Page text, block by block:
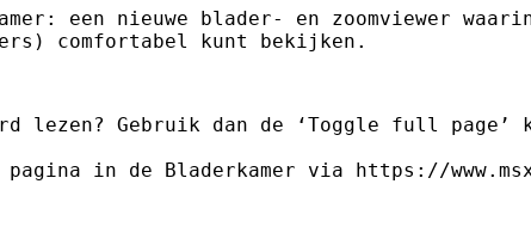
een nieuwe blader- en zoomviewer
comfortabel kunt bekijken.
lezen? Gebruik dan de ‘Toggle full page’
in de Bladerkamer via https://